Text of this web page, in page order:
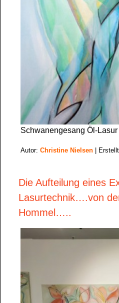
Schwanengesang Öl-
Autor: Christine Nielsen |
Die Aufteilung eines
Lasurtechnik….von
Hommel…..